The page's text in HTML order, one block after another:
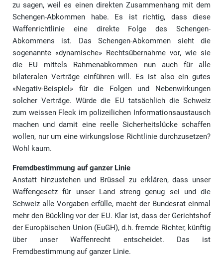
zu sagen, weil es einen direkten Zusammenhang mit dem
Schengen-Abkommen habe. Es ist richtig, dass diese
Waffenrichtlinie eine direkte Folge des Schengen-
Abkommens ist. Das Schengen-Abkommen sieht die
sogenannte «dynamische» Rechtsübernahme vor, wie sie
die EU mittels Rahmenabkommen nun auch für alle
bilateralen Verträge einführen will. Es ist also ein gutes
«Negativ-Beispiel» für die Folgen und Nebenwirkungen
solcher Verträge. Würde die EU tatsächlich die Schweiz
zum weissen Fleck im polizeilichen Informationsaus­tausch
machen und damit eine reelle Sicherheitslücke schaffen
wollen, nur um eine wirkungslose Richtlinie durchzusetzen?
Wohl kaum.
Fremdbestimmung auf ganzer Linie
Anstatt hinzustehen und Brüssel zu erklären, dass unser
Waffengesetz für unser Land streng genug sei und die
Schweiz alle Vorgaben erfülle, macht der Bundesrat einmal
mehr den Bückling vor der EU. Klar ist, dass der Gerichtshof
der Europäischen Union (EuGH), d.h. fremde Richter, künftig
über unser Waffenrecht entscheidet. Das ist
Fremdbestimmung auf ganzer Linie.